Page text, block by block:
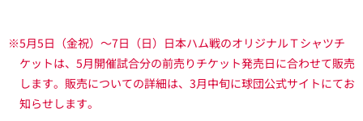
※5月5日（金祝）～7日（日）日本ハム戦のオリジナルＴシャツチ
ケットは、5月開催試合分の前売りチケット発売日に合わせて販売
します。販売についての詳細は、3月中旬に球団公式サイトにてお
知らせします。